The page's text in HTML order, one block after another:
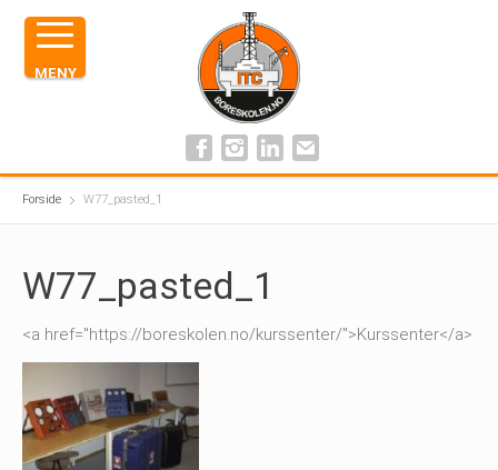
Forside W77_pasted_1
W77_pasted_1
<a href="https://boreskolen.no/kurssenter/">Kurssenter</a>
MENY